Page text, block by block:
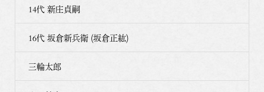
14代 新庄貞嗣
16代 坂倉新兵衛 (坂倉正紘)
三輪太郎